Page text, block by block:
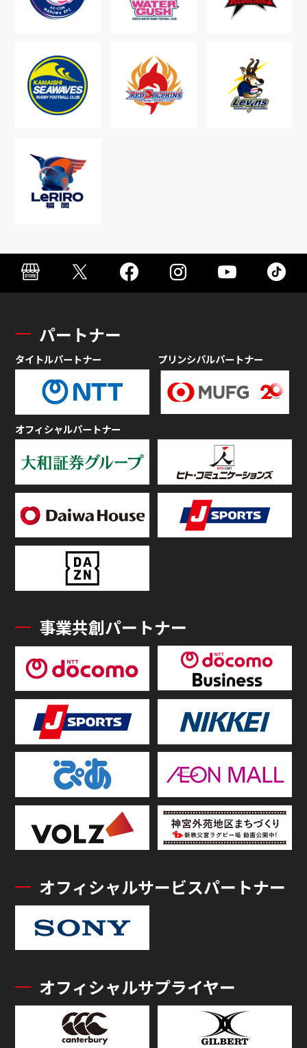
パートナー
タイトルパートナー プリンシパルパートナー
オフィシャルパートナー
事業共創パートナー
オフィシャルサービスパートナー
オフィシャルサプライヤー